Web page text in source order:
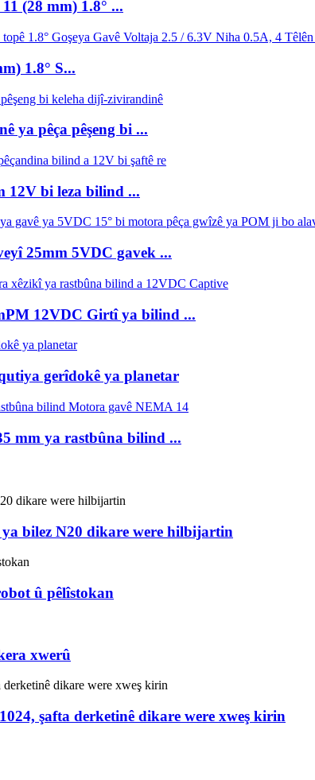
(28 mm) 1.8° ...
1.8° S...
ya pêça pêşeng bi ...
12V bi leza bilind ...
25mm 5VDC gavek ...
12VDC Girtî ya bilind ...
gerîdokê ya planetar
mm ya rastbûna bilind ...
bilez N20 dikare were hilbijartin
û pêlîstokan
xwerû
şafta derketinê dikare were xweş kirin